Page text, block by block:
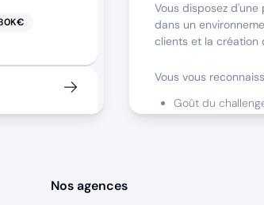
Vous disposez
dans un
clients et la création
Vous vous
Goût du
Envie de vous
Nos agences